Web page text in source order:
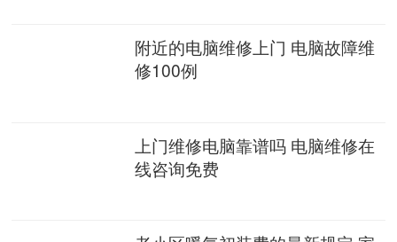
附近的电脑维修上门 电脑故障维
修100例
上门维修电脑靠谱吗 电脑维修在
线咨询免费